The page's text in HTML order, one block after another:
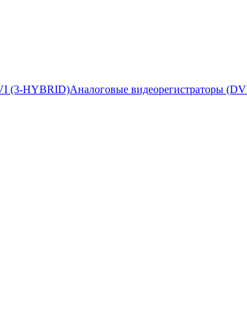
(3-HYBRID)Аналоговые видеорегистраторы